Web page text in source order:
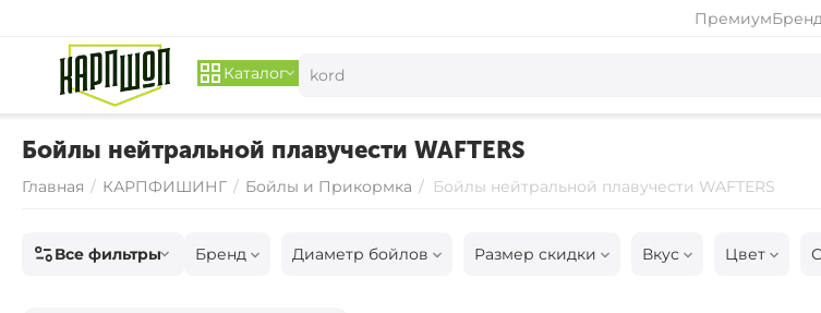
Премиум
Каталог
Бойлы нейтральной плавучести WAFTERS
Главная / КАРПФИШИНГ / Бойлы и Прикормка / Бойлы нейтральной плавучести WAFTERS
Все фильтры Бренд Диаметр бойлов Размер скидки Вкус Цвет